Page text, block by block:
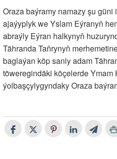
Oraza baýramy namazy şu
ajaýyplyk we Yslam Eýranyň
abraýly Eýran halkynyň
Tähranda Taňrynyň
baglaýan köp sanly adam
töweregindäki köçelerde Ymam
ýolbaşçylygyndaky Oraza